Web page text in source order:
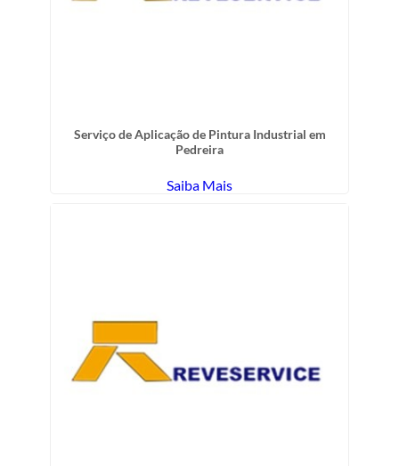
Serviço de Aplicação de Pintura Industrial em
Pedreira
Saiba Mais